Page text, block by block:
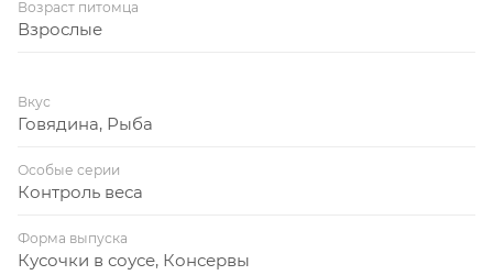
Возраст питомца
Взрослые
Вкус
Говядина, Рыба
Особые серии
Контроль веса
Форма выпуска
Кусочки в соусе, Консервы